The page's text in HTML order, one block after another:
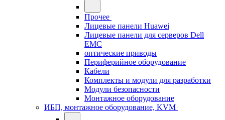
Прочее
Лицевые панели Huawei
Лицевые панели для серверов Dell
EMC
оптические приводы
Периферийное оборудование
Кабели
Комплекты и модули для разработки
Модули безопасности
Монтажное оборудование
ИБП, монтажное оборудование, KVM